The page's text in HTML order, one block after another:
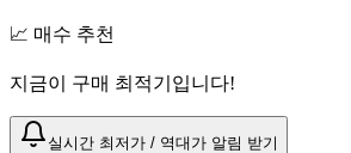
📈 매수 추천
지금이 구매 최적기입니다!
실시간 최저가 / 역대가 알림 받기